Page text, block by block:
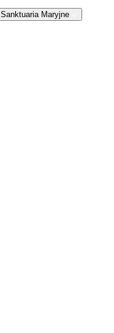
Sanktuaria Maryjne